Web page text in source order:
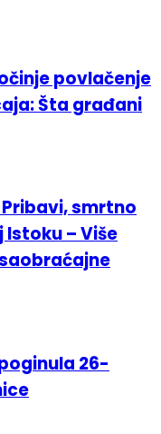
povlačenje
Šta građani
smrtno
– Više
26-